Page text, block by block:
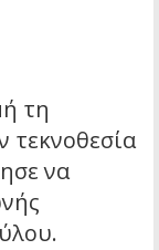
τη
τεκνοθεσία
να